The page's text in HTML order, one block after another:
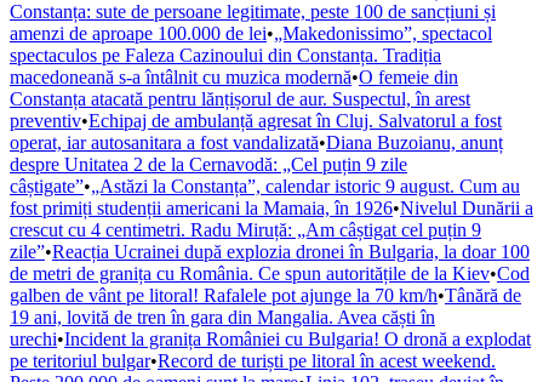
Constanța: sute de persoane legitimate, peste 100 de sancțiuni și
amenzi de aproape 100.000 de lei•„Makedonissimo”, spectacol
spectaculos pe Faleza Cazinoului din Constanța. Tradiția
macedoneană s-a întâlnit cu muzica modernă•O femeie din
Constanța atacată pentru lănțișorul de aur. Suspectul, în arest
preventiv•Echipaj de ambulanță agresat în Cluj. Salvatorul a fost
operat, iar autosanitara a fost vandalizată•Diana Buzoianu, anunț
despre Unitatea 2 de la Cernavodă: „Cel puțin 9 zile
câștigate”•„Astăzi la Constanța”, calendar istoric 9 august. Cum au
fost primiți studenții americani la Mamaia, în 1926•Nivelul Dunării a
crescut cu 4 centimetri. Radu Miruță: „Am câștigat cel puțin 9
zile”•Reacția Ucrainei după explozia dronei în Bulgaria, la doar 100
de metri de granița cu România. Ce spun autoritățile de la Kiev•Cod
galben de vânt pe litoral! Rafalele pot ajunge la 70 km/h•Tânără de
19 ani, lovită de tren în gara din Mangalia. Avea căști în
urechi•Incident la granița României cu Bulgaria! O dronă a explodat
pe teritoriul bulgar•Record de turiști pe litoral în acest weekend.